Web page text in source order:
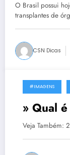
O Brasil possui
transplantes de
CSN Dicas
20 de Outubro,
#IMAGENS
» Qual
Veja Também: